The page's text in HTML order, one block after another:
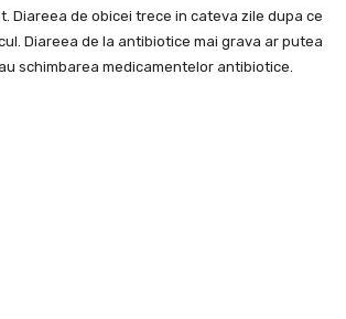
Diareea de obicei trece in cateva zile dupa ce
Diareea de la antibiotice mai grava ar putea
schimbarea medicamentelor antibiotice.